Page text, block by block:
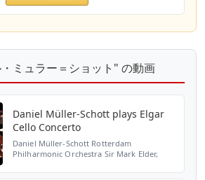
ミュラー＝ショット" の動画
Daniel Müller-Schott plays Elgar
Cello Concerto
Daniel Müller-Schott Rotterdam
Philharmonic Orchestra Sir Mark Elder,